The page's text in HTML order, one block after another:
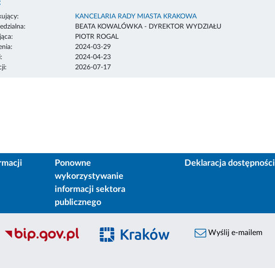
KANCELARIA RADY MIASTA KRAKOWA
BEATA KOWALÓWKA - DYREKTOR WYDZIAŁU
PIOTR ROGAL
2024-03-29
2024-04-23
2026-07-17
Ponowne
wykorzystywanie
informacji sektora
publicznego
Deklaracja dostępności
Wyślij e-mailem